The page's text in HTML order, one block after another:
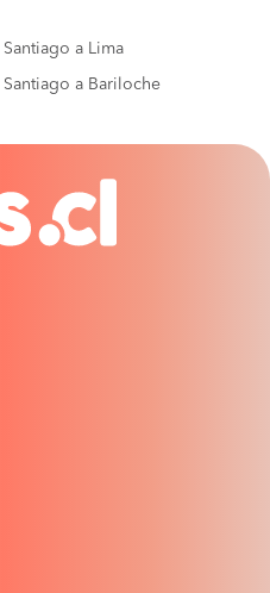
Santiago a Lima
Santiago a Bariloche